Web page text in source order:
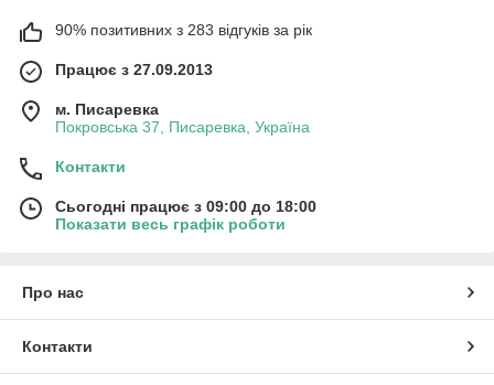
90% позитивних з 283 відгуків за рік
Працює з 27.09.2013
м. Писаревка
Покровська 37, Писаревка, Україна
Контакти
Сьогодні працює з 09:00 до 18:00
Показати весь графік роботи
Про нас
Контакти